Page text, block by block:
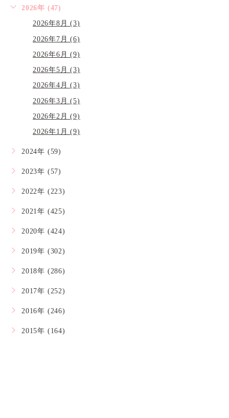
2026年 (47)
2026年8月 (3)
2026年7月 (6)
2026年6月 (9)
2026年5月 (3)
2026年4月 (3)
2026年3月 (5)
2026年2月 (9)
2026年1月 (9)
2024年 (59)
2023年 (57)
2022年 (223)
2021年 (425)
2020年 (424)
2019年 (302)
2018年 (286)
2017年 (252)
2016年 (246)
2015年 (164)